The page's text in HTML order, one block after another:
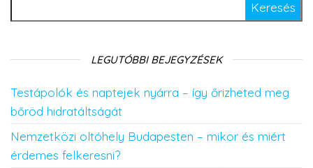
LEGUTÓBBI BEJEGYZÉSEK
Testápolók és naptejek nyárra – így őrizheted meg
bőröd hidratáltságát
Nemzetközi oltóhely Budapesten – mikor és miért
érdemes felkeresni?